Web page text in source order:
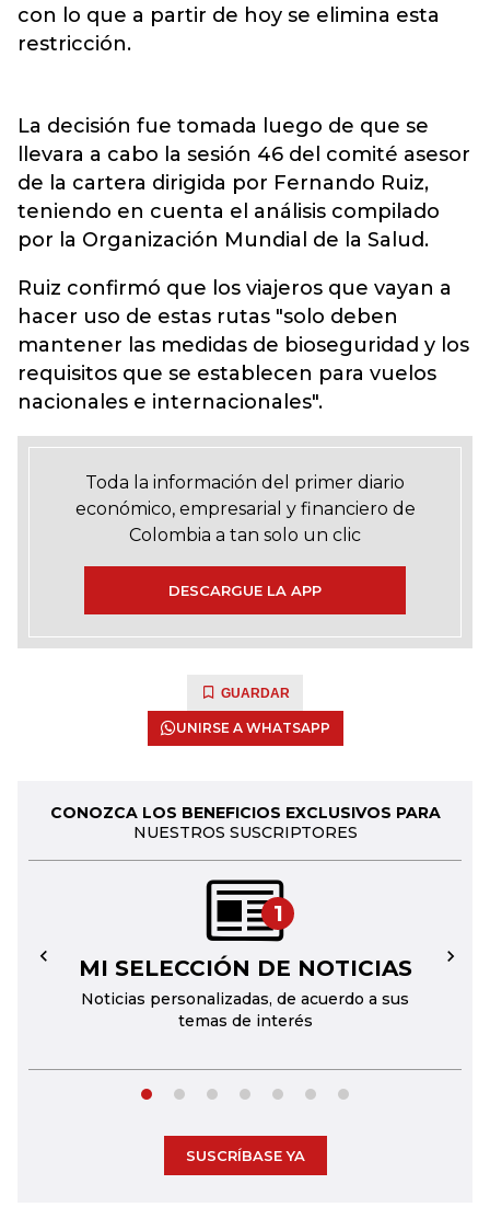
con lo que a partir de hoy se elimina esta
restricción.
La decisión fue tomada luego de que se
llevara a cabo la sesión 46 del comité asesor
de la cartera dirigida por Fernando Ruiz,
teniendo en cuenta el análisis compilado
por la Organización Mundial de la Salud.
Ruiz confirmó que los viajeros que vayan a
hacer uso de estas rutas "solo deben
mantener las medidas de bioseguridad y los
requisitos que se establecen para vuelos
nacionales e internacionales".
Toda la información del primer diario
económico, empresarial y financiero de
Colombia a tan solo un clic
DESCARGUE LA APP
GUARDAR
UNIRSE A WHATSAPP
CONOZCA LOS BENEFICIOS EXCLUSIVOS PARA
NUESTROS SUSCRIPTORES
1
MI SELECCIÓN DE NOTICIAS
Noticias personalizadas, de acuerdo a sus
temas de interés
← →
SUSCRÍBASE YA